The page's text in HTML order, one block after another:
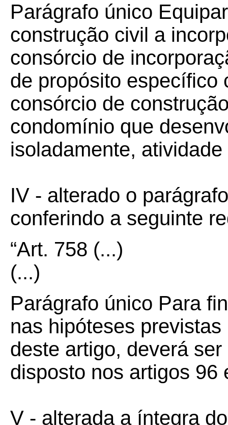
Parágrafo único
construção civil a
consórcio de
de propósito específico
consórcio de
condomínio que
isoladamente,
IV - alterado o
conferindo a seguinte
“Art. 758 (...)
(...)
Parágrafo único Para
nas hipóteses
deste artigo, deverá
disposto nos artigos 96
V - alterada a íntegra